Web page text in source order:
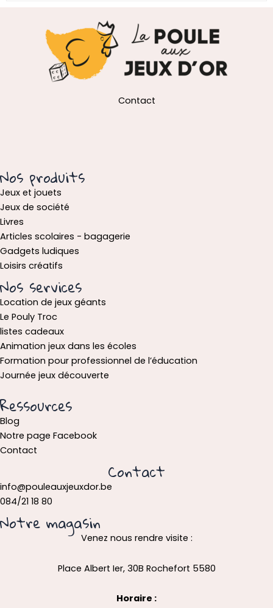
Contact
Nos produits
Jeux et jouets
Jeux de société
Livres
Articles scolaires - bagagerie
Gadgets ludiques
Loisirs créatifs
Nos services
Location de jeux géants
Le Pouly Troc
listes cadeaux
Animation jeux dans les écoles
Formation pour professionnel de l’éducation
Journée jeux découverte
Ressources
Blog
Notre page Facebook
Contact
Contact
info@pouleauxjeuxdor.be
084/21 18 80
Notre magasin
Venez nous rendre visite :
Place Albert Ier, 30B Rochefort 5580
Horaire :